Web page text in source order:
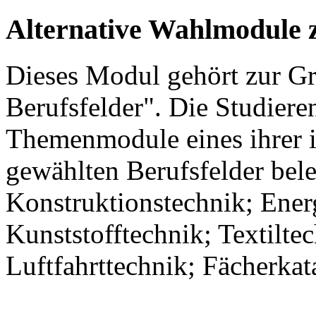
Alternative Wahlmodule
Dieses Modul gehört zur
Berufsfelder". Die
Themenmodule eines ihrer
gewählten Berufsfelder
Konstruktionstechnik;
Kunststofftechnik;
Luftfahrttechnik;